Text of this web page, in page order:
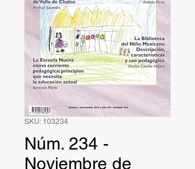
SKU: 103234
Núm. 234 -
Noviembre de